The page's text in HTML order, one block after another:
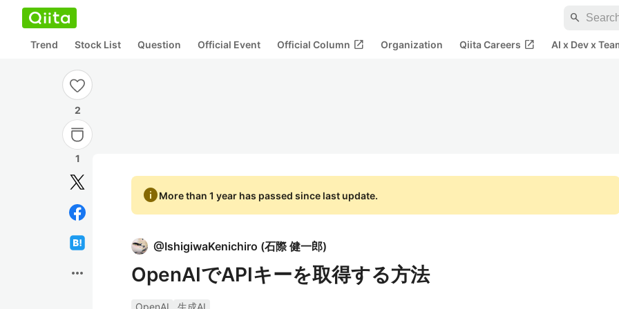
search
Trend Stock List Question Official Event Official Column open_in_new Organization Qiita Careers open_in_new AI x Dev x
2
1
more_horiz
infoMore than 1 year has passed since last update.
@IshigiwaKenichiro (石際 健一郎)
OpenAIでAPIキーを取得する方法
OpenAI
生成AI